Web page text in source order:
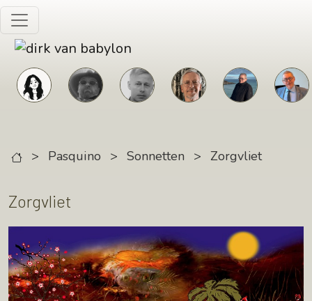
Skip to main content
> Pasquino > Sonnetten > Zorgvliet
Zorgvliet